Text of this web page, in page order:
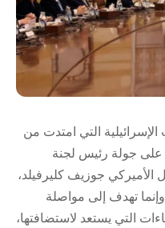
التي امتدت من
على جولة رئيس لجنة
الأميركي جوزيف كليرفيلد،
تهدف إلى مواصلة
التي يستعد لاستضافتها،